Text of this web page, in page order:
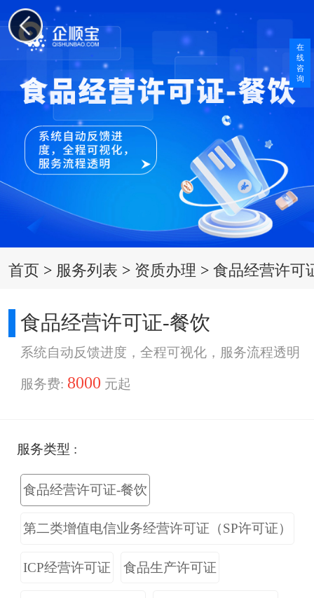
首页 > 服务列表 > 资质办理 >食品经营许可
食品经营许可证-餐饮
系统自动反馈进度，全程可视化，服务流程透明
服务费: 8000 元起
服务类型 :
食品经营许可证-餐饮
第二类增值电信业务经营许可证（SP许可证）
ICP经营许可证 食品生产许可证
在
线
咨
询